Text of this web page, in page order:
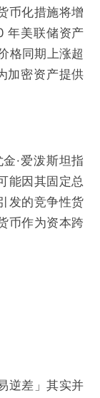
币化措施将增
年美联储资产
格同期上涨超
加密资产提供
·爱泼斯坦指
能因其固定总
发的竞争性货
币作为资本跨
逆差」其实并